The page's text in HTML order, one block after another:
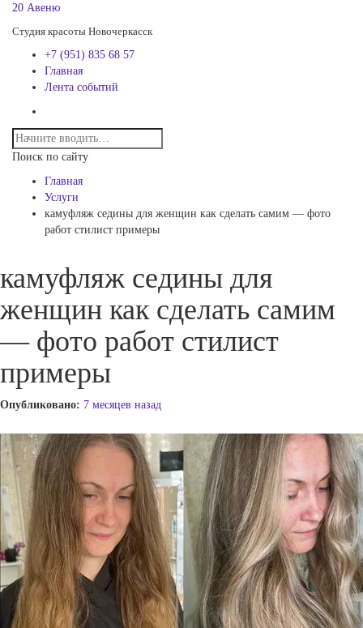
20 Авеню
Студия красоты Новочеркасск
+7 (951) 835 68 57
Главная
Лента событий
Поиск по сайту
Главная
Услуги
камуфляж седины для женщин как сделать самим — фото
работ стилист примеры
камуфляж седины для
женщин как сделать самим
— фото работ стилист
примеры
Опубликовано: 7 месяцев назад